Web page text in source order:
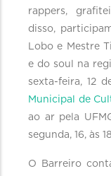
rappers,
disso,
Lobo e Mestre
e do soul na
sexta-feira, 12
Municipal de
ao ar pela
segunda, 16, às
O Barreiro